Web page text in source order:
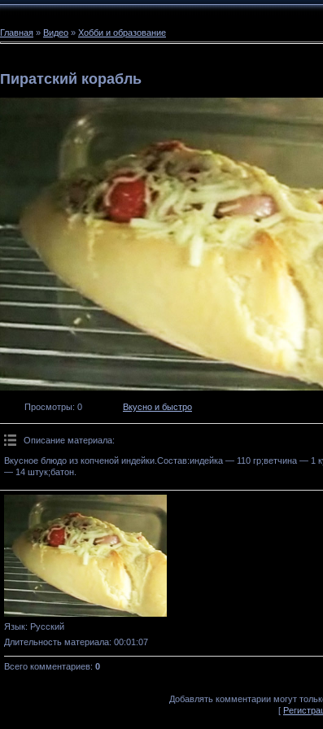
Главная » Видео » Хобби и образование
Пиратский корабль
Просмотры: 0 Вкусно и быстро
Описание материала:
Вкусное блюдо из копченой индейки.Состав:индейка — 110 гр;ветчина —
— 14 штук;батон.
Язык: Русский
Длительность материала: 00:01:07
Всего комментариев: 0
Добавлять комментарии могут
[